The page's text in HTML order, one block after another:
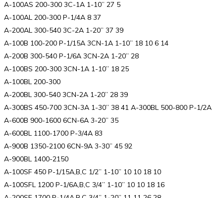
A-100AS 200-300 3C-1A 1-10” 27 5
A-100AL 200-300 P-1/4A 8 37
A-200AL 300-540 3C-2A 1-20” 37 39
A-100B 100-200 P-1/15A 3CN-1A 1-10” 18 10 6 14
A-200B 300-540 P-1/6A 3CN-2A 1-20” 28
A-100BS 200-300 3CN-1A 1-10” 18 25
A-100BL 200-300
A-200BL 300-540 3CN-2A 1-20” 28 39
A-300BS 450-700 3CN-3A 1-30” 38 41 A-300BL 500-800 P-1/2A
A-600B 900-1600 6CN-6A 3-20” 35
A-600BL 1100-1700 P-3/4A 83
A-900B 1350-2100 6CN-9A 3-30” 45 92
A-900BL 1400-2150
A-100SF 450 P-1/15A,B,C 1/2” 1-10” 10 10 18 10
A-100SFL 1200 P-1/6A,B,C 3/4” 1-10” 10 10 18 16